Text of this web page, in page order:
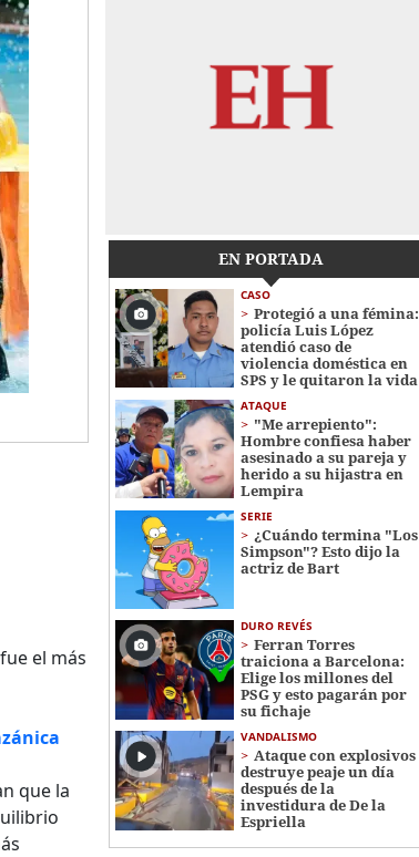
el más
que la
EN PORTADA
CASO
Protegió a una fémina:
policía Luis López
atendió caso de
violencia doméstica en
SPS y le quitaron la vida
ATAQUE
"Me arrepiento":
Hombre confiesa haber
asesinado a su pareja y
herido a su hijastra en
Lempira
SERIE
¿Cuándo termina "Los
Simpson"? Esto dijo la
actriz de Bart
DURO REVÉS
Ferran Torres
traiciona a Barcelona:
Elige los millones del
PSG y esto pagarán por
su fichaje
VANDALISMO
Ataque con explosivos
destruye peaje un día
después de la
investidura de De la
Espriella